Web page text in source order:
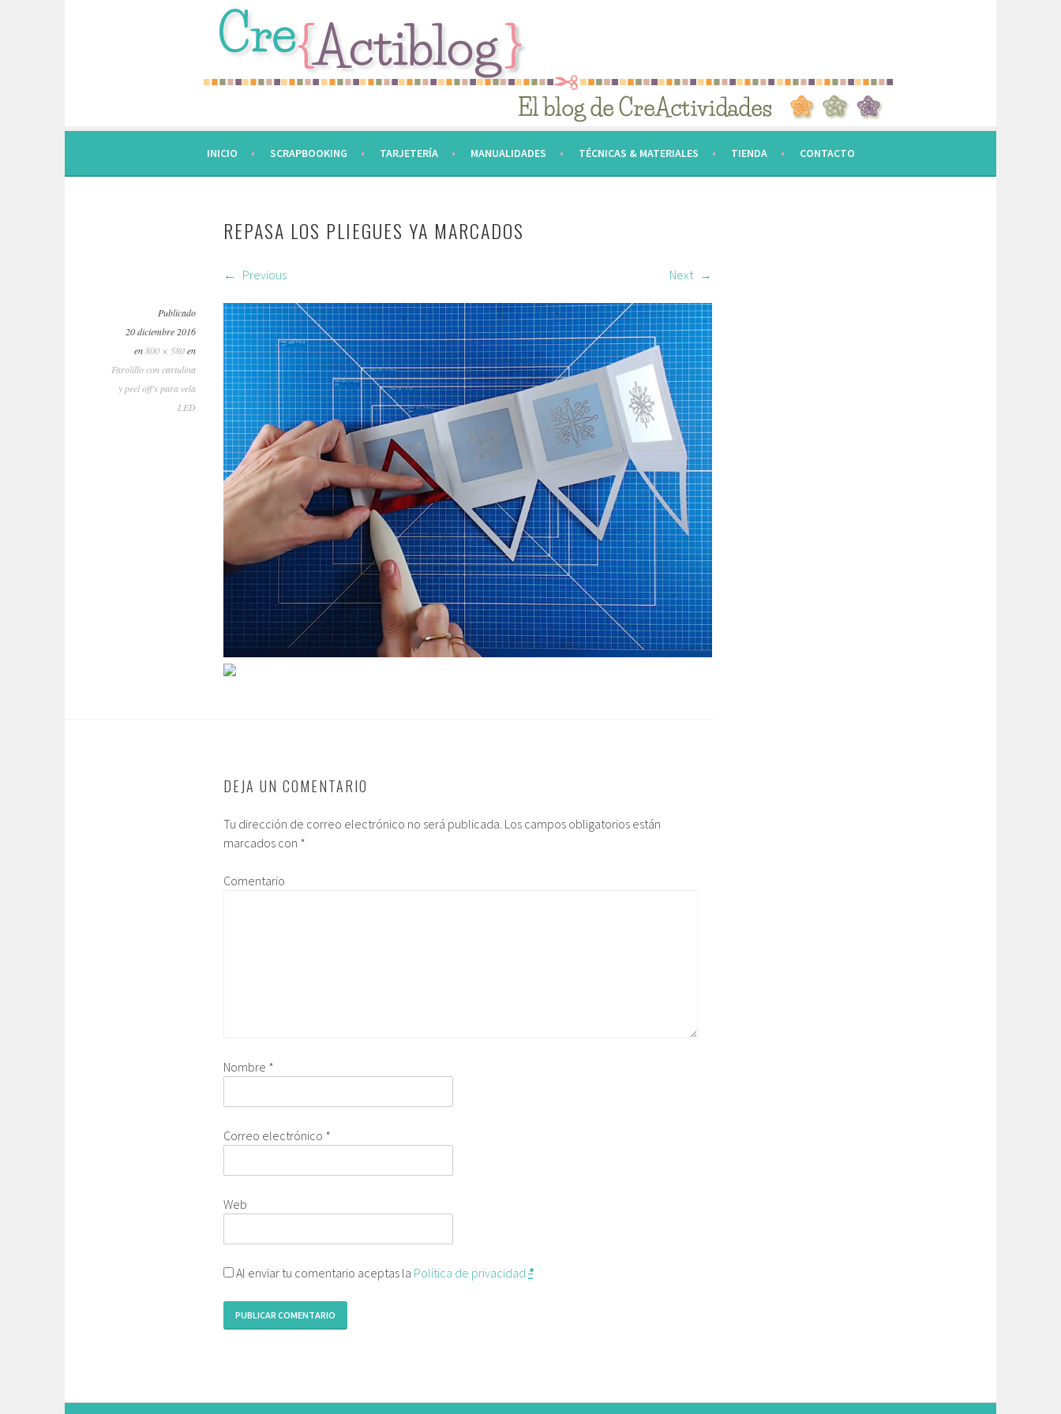
INICIO SCRAPBOOKING TARJETERÍA MANUALIDADES TÉCNICAS & MATERIALES TIENDA CONTACTO
REPASA LOS PLIEGUES YA MARCADOS
Previous Next
Publicado
20 diciembre 2016
en800 × 580en
Farolillo con cartulina
y peel off’s para vela
LED
DEJA UN COMENTARIO
Tu dirección de correo electrónico no será publicada. Los campos obligatorios están
marcados con *
Comentario
Nombre *
Correo electrónico *
Web
Al enviar tu comentario aceptas la Política de privacidad *